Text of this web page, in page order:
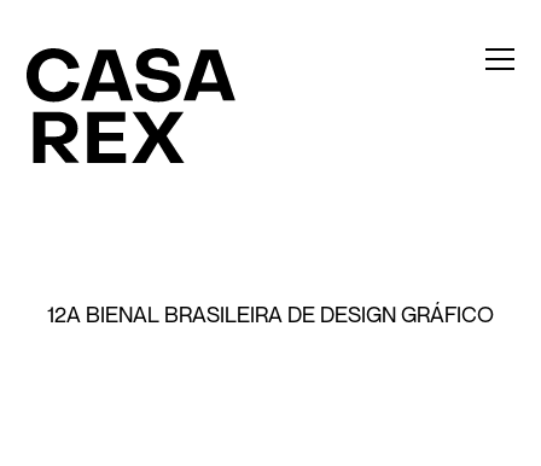
12A BIENAL BRASILEIRA DE DESIGN GRÁFICO